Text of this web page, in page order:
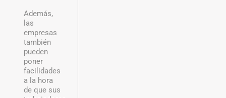
Además,
las
empresas
también
pueden
poner
facilidades
a la hora
de que sus